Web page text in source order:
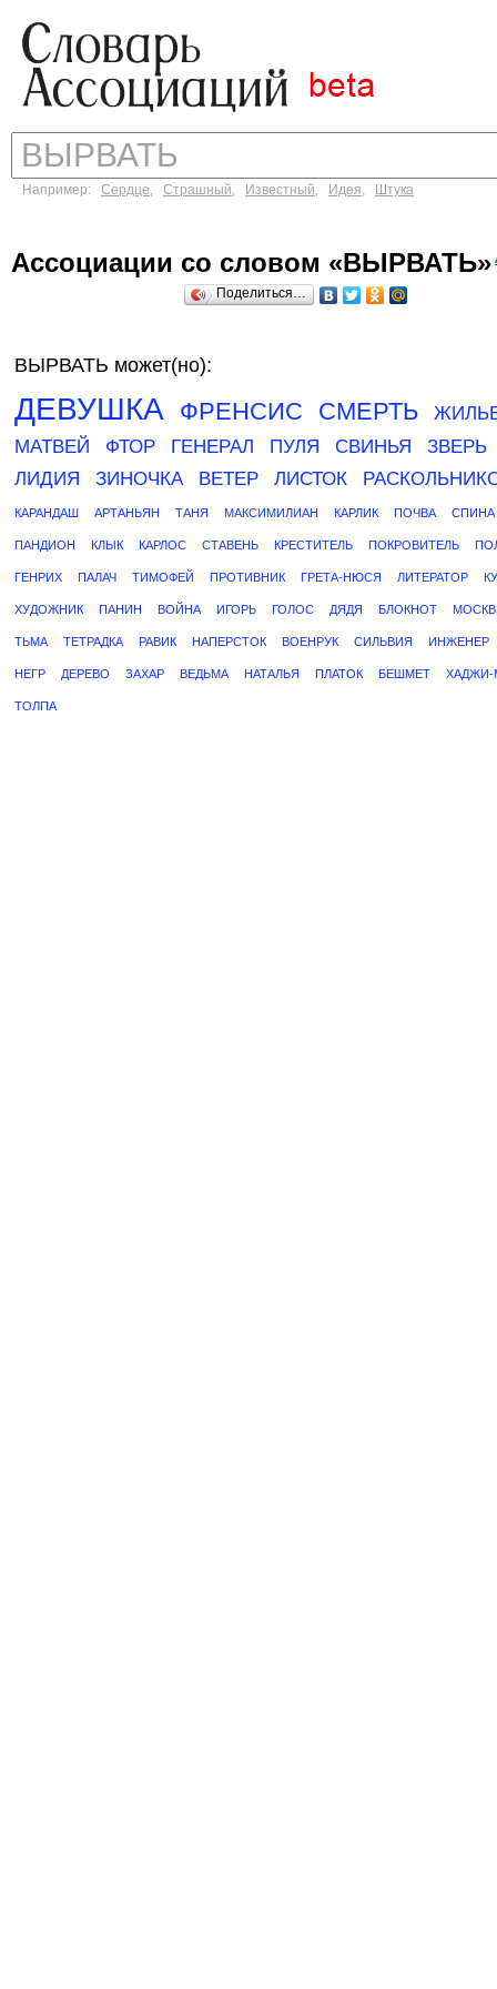
Например: Сердце, Страшный, Известный, Идея, Штука
Ассоциации со словом «ВЫРВАТЬ»
Поделиться…
ВЫРВАТЬ может(но):
ДЕВУШКА ФРЕНСИС СМЕРТЬ
МАТВЕЙ
ФТОР ГЕНЕРАЛ ПУЛЯ СВИНЬЯ
ЗВЕРЬ
ЛИДИЯ
ЗИНОЧКА ВЕТЕР ЛИСТОК
КАРАНДАШ АРТАНЬЯН ТАНЯ МАКСИМИЛИАН КАРЛИК ПОЧВА СПИНА
ПАНДИОН КЛЫК КАРЛОС СТАВЕНЬ КРЕСТИТЕЛЬ ПОКРОВИТЕЛЬ
ГЕНРИХ ПАЛАЧ ТИМОФЕЙ ПРОТИВНИК ГРЕТА-НЮСЯ ЛИТЕРАТОР
ХУДОЖНИК ПАНИН ВОЙНА ИГОРЬ ГОЛОС ДЯДЯ БЛОКНОТ
ТЬМА ТЕТРАДКА РАВИК НАПЕРСТОК ВОЕНРУК СИЛЬВИЯ ИНЖЕНЕР
НЕГР ДЕРЕВО ЗАХАР ВЕДЬМА НАТАЛЬЯ ПЛАТОК БЕШМЕТ ХАДЖИ-
ТОЛПА